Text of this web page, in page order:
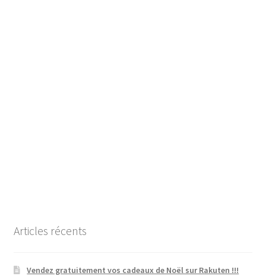
Articles récents
Vendez gratuitement vos cadeaux de Noël sur Rakuten !!!